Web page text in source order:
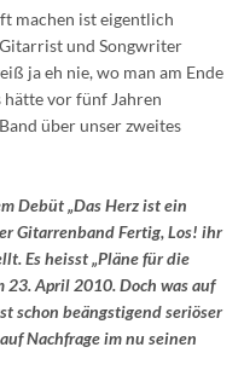
machen ist eigentlich
Gitarrist und Songwriter
ja eh nie, wo man am Ende
hätte vor fünf Jahren
über unser zweites
Debüt „Das Herz ist ein
Gitarrenband Fertig, Los! ihr
Es heisst „Pläne für die
23. April 2010. Doch was auf
schon beängstigend seriöser
Nachfrage im nu seinen